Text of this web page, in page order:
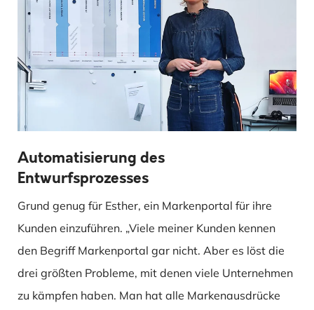
Automatisierung des
Entwurfsprozesses
Grund genug für Esther, ein Markenportal für ihre
Kunden einzuführen. „Viele meiner Kunden kennen
den Begriff Markenportal gar nicht. Aber es löst die
drei größten Probleme, mit denen viele Unternehmen
zu kämpfen haben. Man hat alle Markenausdrücke